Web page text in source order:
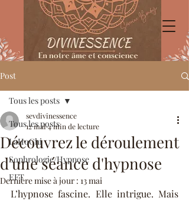
Post
Tous les posts
LaHoChi
Sophrologie/Hypnose
EFT
Tous les posts
Découvrez le déroulement
d'une séance d'hypnose
sevdivinessence
12 mai4 min de lecture
Dernière mise à jour : 13 mai
L’hypnose fascine. Elle intrigue. Mais